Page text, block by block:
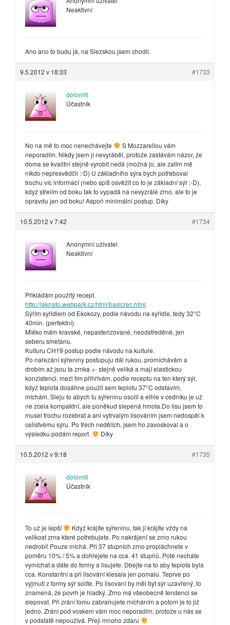
Neaktivní
Ano ano to budu já, na Slezskou jsem chodil.
9.5.2012 v 18:33 #1733
dolomiti
Účastník
No na mě to moc nenechávejte
S Mozzarellou vám
neporadím. Nikdy jsem jí nevyráběl, protože zastávám názor, že
doma se kvalitní stejně vyrobit nedá (možná jo, ale zatím mě
níkdo nepřesvědčil :-D) U základního sýra bych potřeboval
trochu víc informací (nebo spíš osvěžit co to je základní sýr :-D),
když střelím od boku tak to vypadá na nevyzrálé zrno, ale to je
opravdu jen od boku! Aspoň minimální postup. Díky
10.5.2012 v 7:42 #1734
Anonymní uživatel
Neaktivní
Přikládám použitý recept.
http://jaknato.webpark.cz/html/basicrec.html
Sýřím syřidlem od Ekokozy, podle návodu na syřídle, tedy 32°C
40min. (perfektní)
Mléko mám kravské, nepasterizované, neodstředěné, jen
seberu smetanu.
Kulturu CH19 postup podle návodu na kultuře.
Po nařezání sýřeniny postupuju dál rukou, promíchávám a
drobím až jsou ta zrnka +- stejně veliká a mají elastickou
konzistenci, mezi tím přihřívám, podle receptu na ten který sýr,
když teplota dosáhne použil sem teplotu 37°C odstavím,
míchám. Sleju to abych tu sýřeninu osolil a elhle v cedníku je už
ne zcela kompaktní, ale poněkud slepená hmota.Do lisu jsem to
musel trochu rozebrat a ani vytrvalým lisováním jsem nedospěl k
celistvému sýru. Po třech nedělích, jsem ho zavoskoval a o
výsledku podám report.
Díky
10.5.2012 v 9:18 #1735
dolomiti
Účastník
To už je lepší
Když krájíte sýřeninu, tak jí krájíte vždy na
velikost zrna které potřebujete. Po nakrájení se zrno rukou
nedrobï! Pouze míchá. Při 37 stupních zrno propláchnete v
poměru 10% / 5% a dohřejete na cca. 41 stupňů. Poté necháte
vymíchat a dáte do formy a lisujete. Dbejte na to aby teplota byla
cca. Konstantní a při lisování klesala jen pomalu. Teprve po
vyjmutí z formy sýr solíte. Po lisovaní by měl byt sýr uzavřený, to
znamená, že povrh je hladký. Zrno má všeobecně tendenci se
slepovat. Při zrání tomu zabraňujete mícháním a potom je to již
jedno. Zrání pod voskem vám moc neporadím, protože u nás se
v podstatě nepoužívá. Přeji mnoho zdaru